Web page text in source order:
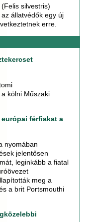
silvestris)
állatvédők egy új
erre.
kölni Műszaki
férfiakat a
nyomában
jelentősen
leginkább a fiatal
meg a
a brit Portsmouthi